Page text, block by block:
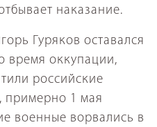
наказание.
Гуряков оставался
время оккупации,
российские
примерно 1 мая
военные ворвались в